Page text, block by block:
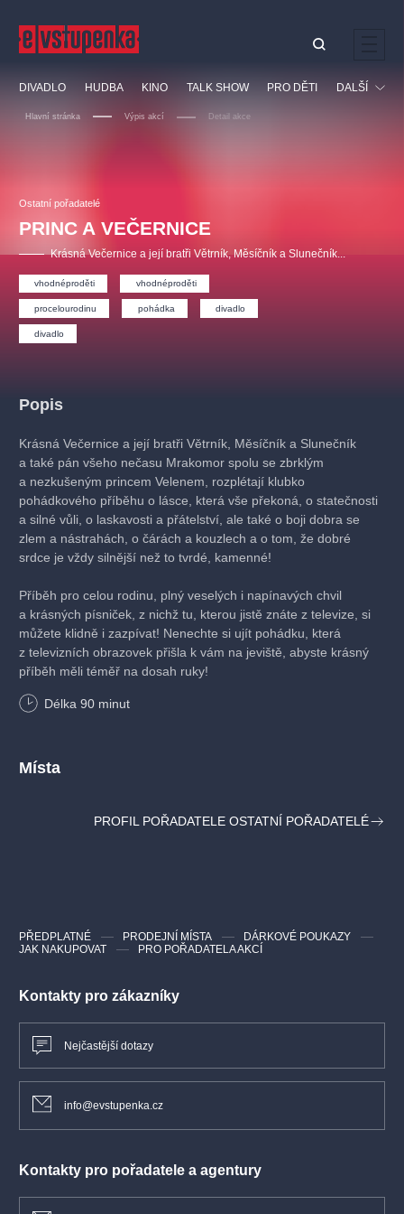
DIVADLO HUDBA KINO TALK SHOW PRO DĚTI DALŠÍ
Hlavní stránka Výpis akcí Detail akce
Ostatní pořadatelé
PRINC A VEČERNICE
Krásná Večernice a její bratři Větrník, Měsíčník a Slunečník...
vhodnéproděti vhodnéproděti
procelourodinu pohádka divadlo
divadlo
Popis
Krásná Večernice a její bratři Větrník, Měsíčník a Slunečník
a také pán všeho nečasu Mrakomor spolu se zbrklým
a nezkušeným princem Velenem, rozplétají klubko
pohádkového příběhu o lásce, která vše překoná, o statečnosti
a silné vůli, o laskavosti a přátelství, ale také o boji dobra se
zlem a nástrahách, o čárách a kouzlech a o tom, že dobré
srdce je vždy silnější než to tvrdé, kamenné!
Příběh pro celou rodinu, plný veselých i napínavých chvil
a krásných písniček, z nichž tu, kterou jistě znáte z televize, si
můžete klidně i zazpívat! Nenechte si ujít pohádku, která
z televizních obrazovek přišla k vám na jeviště, abyste krásný
příběh měli téměř na dosah ruky!
Délka 90 minut
Místa
PROFIL POŘADATELE OSTATNÍ POŘADATELÉ
Kontakty pro zákazníky
Nejčastější dotazy
info@evstupenka.cz
Kontakty pro pořadatele a agentury
PŘEDPLATNÉ PRODEJNÍ MÍSTA
DÁRKOVÉ POUKAZY
JAK NAKUPOVAT
PRO POŘADATELA AKCÍ
Nejnavštěvovanější
doporučujeme